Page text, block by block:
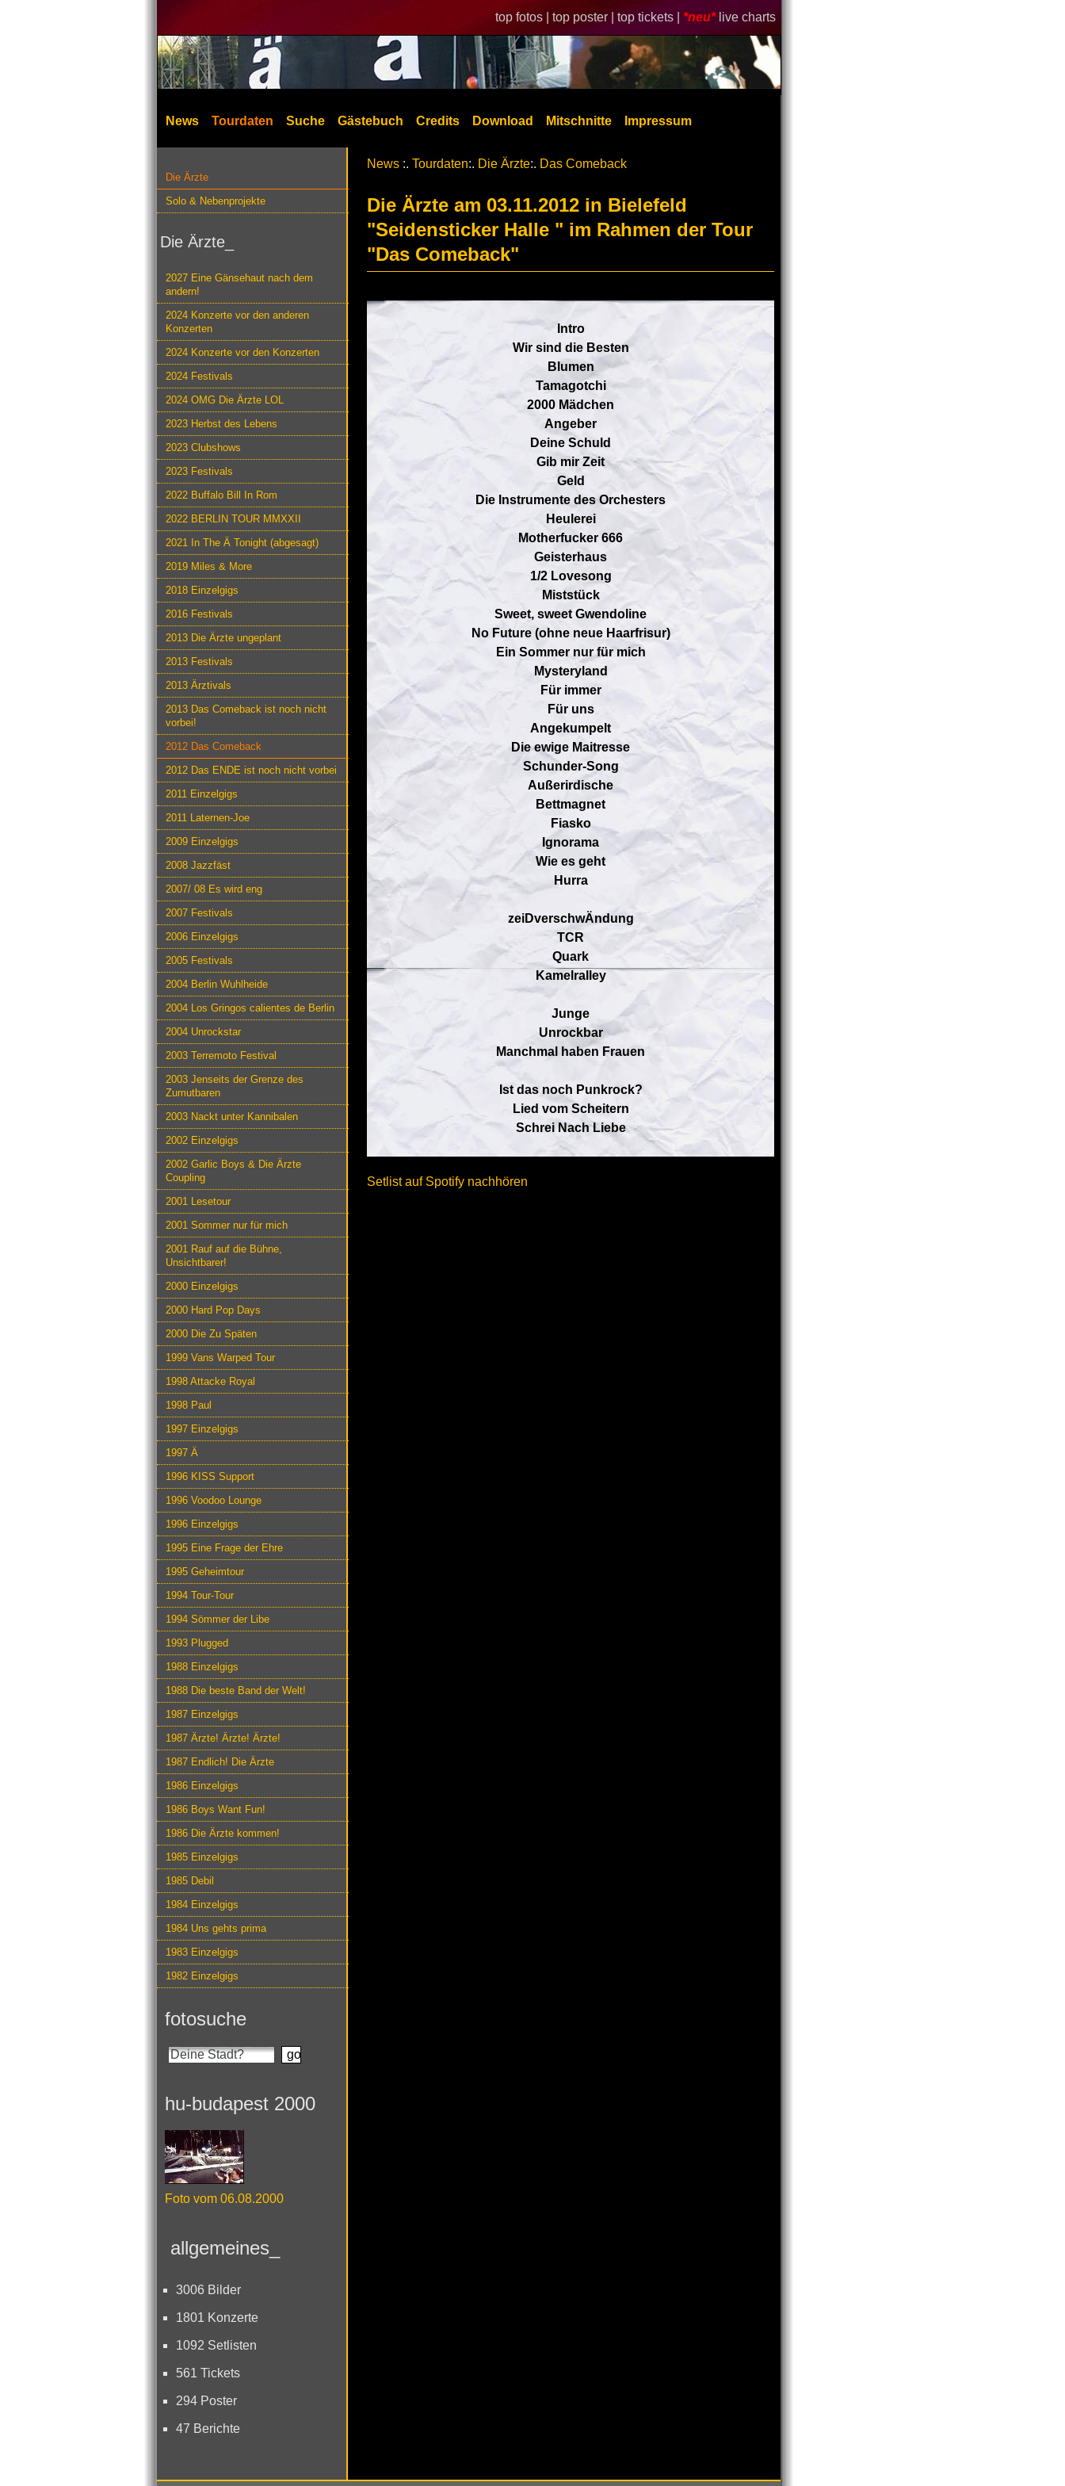
top fotos | top poster | top tickets | *neu* live charts
News Tourdaten Suche Gästebuch Credits Download Mitschnitte Impressum
Die Ärzte
Solo & Nebenprojekte
Die Ärzte_
2027 Eine Gänsehaut nach dem
andern!
2024 Konzerte vor den anderen
Konzerten
2024 Konzerte vor den Konzerten
2024 Festivals
2024 OMG Die Ärzte LOL
2023 Herbst des Lebens
2023 Clubshows
2023 Festivals
2022 Buffalo Bill In Rom
2022 BERLIN TOUR MMXXII
2021 In The Ä Tonight (abgesagt)
2019 Miles & More
2018 Einzelgigs
2016 Festivals
2013 Die Ärzte ungeplant
2013 Festivals
2013 Ärztivals
2013 Das Comeback ist noch nicht
vorbei!
2012 Das Comeback
2012 Das ENDE ist noch nicht vorbei
2011 Einzelgigs
2011 Laternen-Joe
2009 Einzelgigs
2008 Jazzfäst
2007/ 08 Es wird eng
2007 Festivals
2006 Einzelgigs
2005 Festivals
2004 Berlin Wuhlheide
2004 Los Gringos calientes de Berlin
2004 Unrockstar
2003 Terremoto Festival
2003 Jenseits der Grenze des
Zumutbaren
2003 Nackt unter Kannibalen
2002 Einzelgigs
2002 Garlic Boys & Die Ärzte
Coupling
2001 Lesetour
2001 Sommer nur für mich
2001 Rauf auf die Bühne,
Unsichtbarer!
2000 Einzelgigs
2000 Hard Pop Days
2000 Die Zu Späten
1999 Vans Warped Tour
1998 Attacke Royal
1998 Paul
1997 Einzelgigs
1997 Ä
1996 KISS Support
1996 Voodoo Lounge
1996 Einzelgigs
1995 Eine Frage der Ehre
1995 Geheimtour
1994 Tour-Tour
1994 Sömmer der Libe
1993 Plugged
1988 Einzelgigs
1988 Die beste Band der Welt!
1987 Einzelgigs
1987 Ärzte! Ärzte! Ärzte!
1987 Endlich! Die Ärzte
1986 Einzelgigs
1986 Boys Want Fun!
1986 Die Ärzte kommen!
1985 Einzelgigs
1985 Debil
1984 Einzelgigs
1984 Uns gehts prima
1983 Einzelgigs
1982 Einzelgigs
fotosuche
hu-budapest 2000
Foto vom 06.08.2000
allgemeines_
3006 Bilder
1801 Konzerte
1092 Setlisten
561 Tickets
294 Poster
47 Berichte
News :. Tourdaten:. Die Ärzte:. Das Comeback
Die Ärzte am 03.11.2012 in Bielefeld
"Seidensticker Halle " im Rahmen der Tour
"Das Comeback"
Intro
Wir sind die Besten
Blumen
Tamagotchi
2000 Mädchen
Angeber
Deine Schuld
Gib mir Zeit
Geld
Die Instrumente des Orchesters
Heulerei
Motherfucker 666
Geisterhaus
1/2 Lovesong
Miststück
Sweet, sweet Gwendoline
No Future (ohne neue Haarfrisur)
Ein Sommer nur für mich
Mysteryland
Für immer
Für uns
Angekumpelt
Die ewige Maitresse
Schunder-Song
Außerirdische
Bettmagnet
Fiasko
Ignorama
Wie es geht
Hurra
zeiDverschwÄndung
TCR
Quark
Kamelralley
Junge
Unrockbar
Manchmal haben Frauen
Ist das noch Punkrock?
Lied vom Scheitern
Schrei Nach Liebe
Setlist auf Spotify nachhören